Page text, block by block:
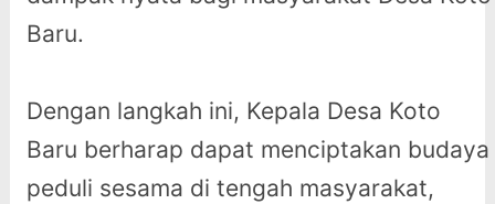
Baru.
Dengan langkah ini, Kepala Desa Koto
Baru berharap dapat menciptakan budaya
peduli sesama di tengah masyarakat,